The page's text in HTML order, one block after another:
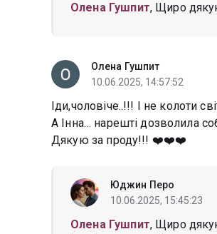
Олена Гушпит, Щиро
Олена Гушпит
10.06.2025, 14:57:52
Іди,чоловіче..!!! І не колоти
А Інна… нарешті дозволила
Дякую за проду!!! ❤️❤️❤️
Юджин Перо
10.06.2025, 15:45:23
Олена Гушпит, Щиро